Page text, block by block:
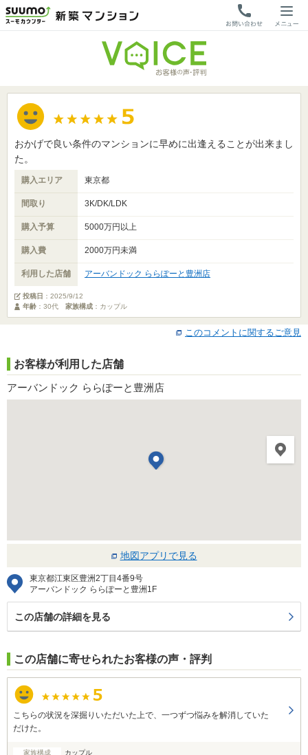
おかげで良い条件のマンションに早めに出逢えることが出来まし
た。
購入エリア 東京都
間取り 3K/DK/LDK
購入予算 5000万円以上
購入費 2000万円未満
利用した店舗 アーバンドック ららぽーと豊洲店
投稿日 ： 2025/9/12
年齢 ：30代 家族構成 ：カップル
このコメントに関するご意見
お客様が利用した店舗
アーバンドック ららぽーと豊洲店
地図アプリで見る
東京都江東区豊洲2丁目4番9号
アーバンドック ららぽーと豊洲1F
この店舗の詳細を見る
この店舗に寄せられたお客様の声・評判
こちらの状況を深掘りいただいた上で、一つずつ悩みを解消していた
だけた。
家族構成
カップル